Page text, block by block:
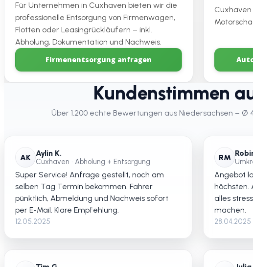
Für Unternehmen in Cuxhaven bieten wir die
professionelle Entsorgung von Firmenwagen,
Flotten oder Leasingrückläufern – inkl.
Abholung, Dokumentation und Nachweis.
Firmenentsorgung anfragen
Kundenstimmen
Über 1.200 echte Bewertungen aus Niedersachsen –
AK Aylin K.
Cuxhaven • Abholung + Entsorgung
Super Service! Anfrage gestellt, noch am
selben Tag Termin bekommen. Fahrer
pünktlich, Abmeldung und Nachweis sofort
per E-Mail. Klare Empfehlung.
12.05.2025
RM
Angebot
höchsten.
alles
machen.
28.04.2025